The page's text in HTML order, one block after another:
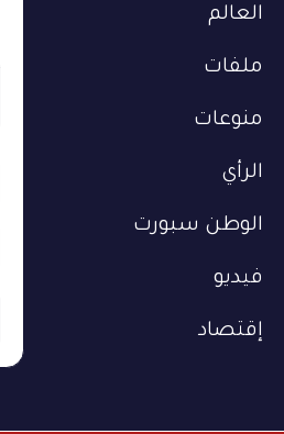
العالم
ملفات
منوعات
الرأي
الوطن سبورت
فيديو
إقتصاد